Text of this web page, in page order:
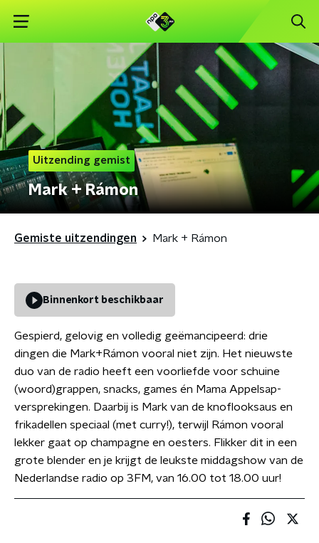
Uitzending gemist
Mark + Rámon
Gemiste uitzendingen Mark + Rámon
Binnenkort beschikbaar
Gespierd, gelovig en volledig geëmancipeerd: drie
dingen die Mark+Rámon vooral niet zijn. Het nieuwste
duo van de radio heeft een voorliefde voor schuine
(woord)grappen, snacks, games én Mama Appelsap-
versprekingen. Daarbij is Mark van de knoflooksaus en
frikadellen speciaal (met curry!), terwijl Rámon vooral
lekker gaat op champagne en oesters. Flikker dit in een
grote blender en je krijgt de leukste middagshow van de
Nederlandse radio op 3FM, van 16.00 tot 18.00 uur!